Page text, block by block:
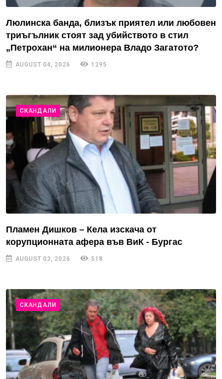
Люлинска банда, близък приятел или любовен
триъгълник стоят зад убийството в стил
„Петрохан“ на милионера Владо Загатото?
AUGUST 04, 2026 1295
СКАНДАЛИ
Пламен Дишков – Кела изскача от
корупционната афера във ВиК - Бургас
AUGUST 03, 2026 518
СКАНДАЛИ